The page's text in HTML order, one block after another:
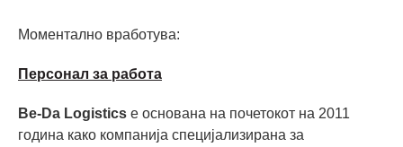
Моментално вработува:
Персонал за работа
Be-Da Logistics е основана на почетокот на 2011
година како компанија специјализирана за